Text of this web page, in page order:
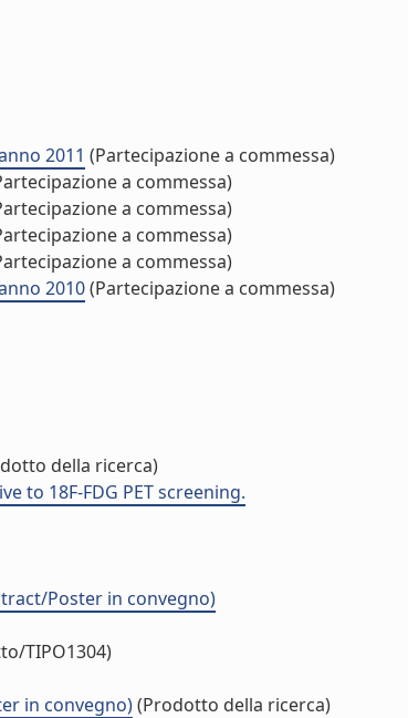
2011 (Partecipazione a commessa)
a commessa)
a commessa)
a commessa)
a commessa)
2010(Partecipazione a commessa)
della ricerca)
to 18F-FDG PET screening.
Poster in convegno)
TIPO1304)
in convegno)(Prodotto della ricerca)